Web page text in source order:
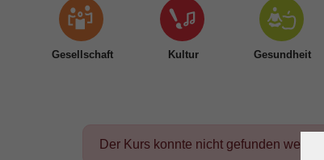
Gesellschaft Kultur Gesundheit
Der Kurs konnte nicht gefunden werden.